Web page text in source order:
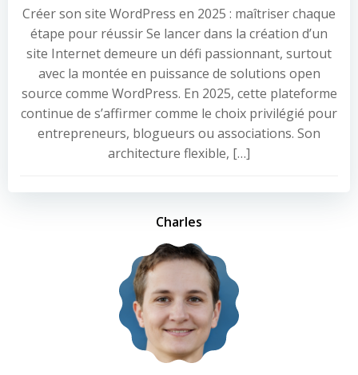
Créer son site WordPress en 2025 : maîtriser chaque
étape pour réussir Se lancer dans la création d’un
site Internet demeure un défi passionnant, surtout
avec la montée en puissance de solutions open
source comme WordPress. En 2025, cette plateforme
continue de s’affirmer comme le choix privilégié pour
entrepreneurs, blogueurs ou associations. Son
architecture flexible, […]
Charles